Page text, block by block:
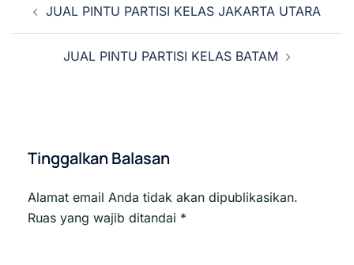
Tulisan
JUAL PINTU PARTISI KELAS JAKARTA UTARA
JUAL PINTU PARTISI KELAS BATAM
Tinggalkan Balasan
Alamat email Anda tidak akan dipublikasikan.
Ruas yang wajib ditandai *